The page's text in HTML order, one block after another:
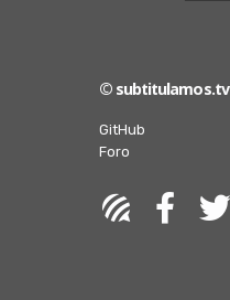
© subtitulamos.tv
GitHub
Foro